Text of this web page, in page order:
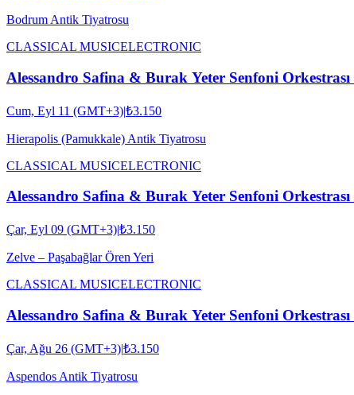
Bodrum Antik Tiyatrosu
CLASSICAL MUSICELECTRONIC
Alessandro Safina & Burak Yeter Senfoni
Cum, Eyl 11 (GMT+3)|₺3.150
Hierapolis (Pamukkale) Antik Tiyatrosu
CLASSICAL MUSICELECTRONIC
Alessandro Safina & Burak Yeter Senfoni
Çar, Eyl 09 (GMT+3)|₺3.150
Zelve – Paşabağlar Ören Yeri
CLASSICAL MUSICELECTRONIC
Alessandro Safina & Burak Yeter Senfoni Orkestrası
Çar, Ağu 26 (GMT+3)|₺3.150
Aspendos Antik Tiyatrosu